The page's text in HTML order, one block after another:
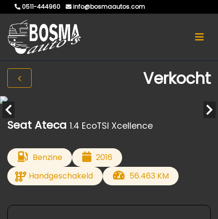
0511-444960 info@bosmaautos.com
Verkocht
Seat Ateca 1.4 EcoTSI Xcellence
Benzine
2016
Handgeschakeld
56.463 KM